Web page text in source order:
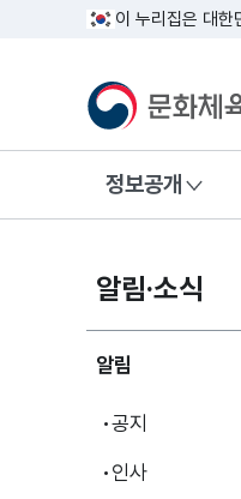
이 누리집은 대한
문화체육
정보공개
알림·소식
알림
공지
인사